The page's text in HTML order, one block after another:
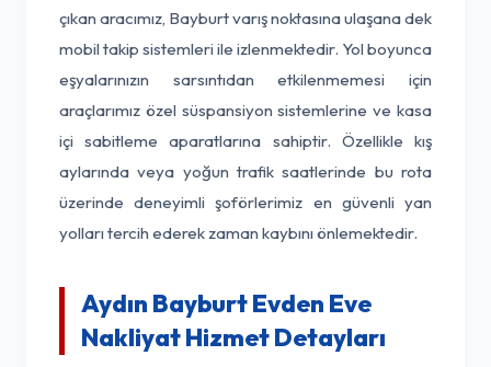
çıkan aracımız, Bayburt varış noktasına ulaşana dek
mobil takip sistemleri ile izlenmektedir. Yol boyunca
eşyalarınızın sarsıntıdan etkilenmemesi için
araçlarımız özel süspansiyon sistemlerine ve kasa
içi sabitleme aparatlarına sahiptir. Özellikle kış
aylarında veya yoğun trafik saatlerinde bu rota
üzerinde deneyimli şoförlerimiz en güvenli yan
yolları tercih ederek zaman kaybını önlemektedir.
Aydın Bayburt Evden Eve
Nakliyat Hizmet Detayları